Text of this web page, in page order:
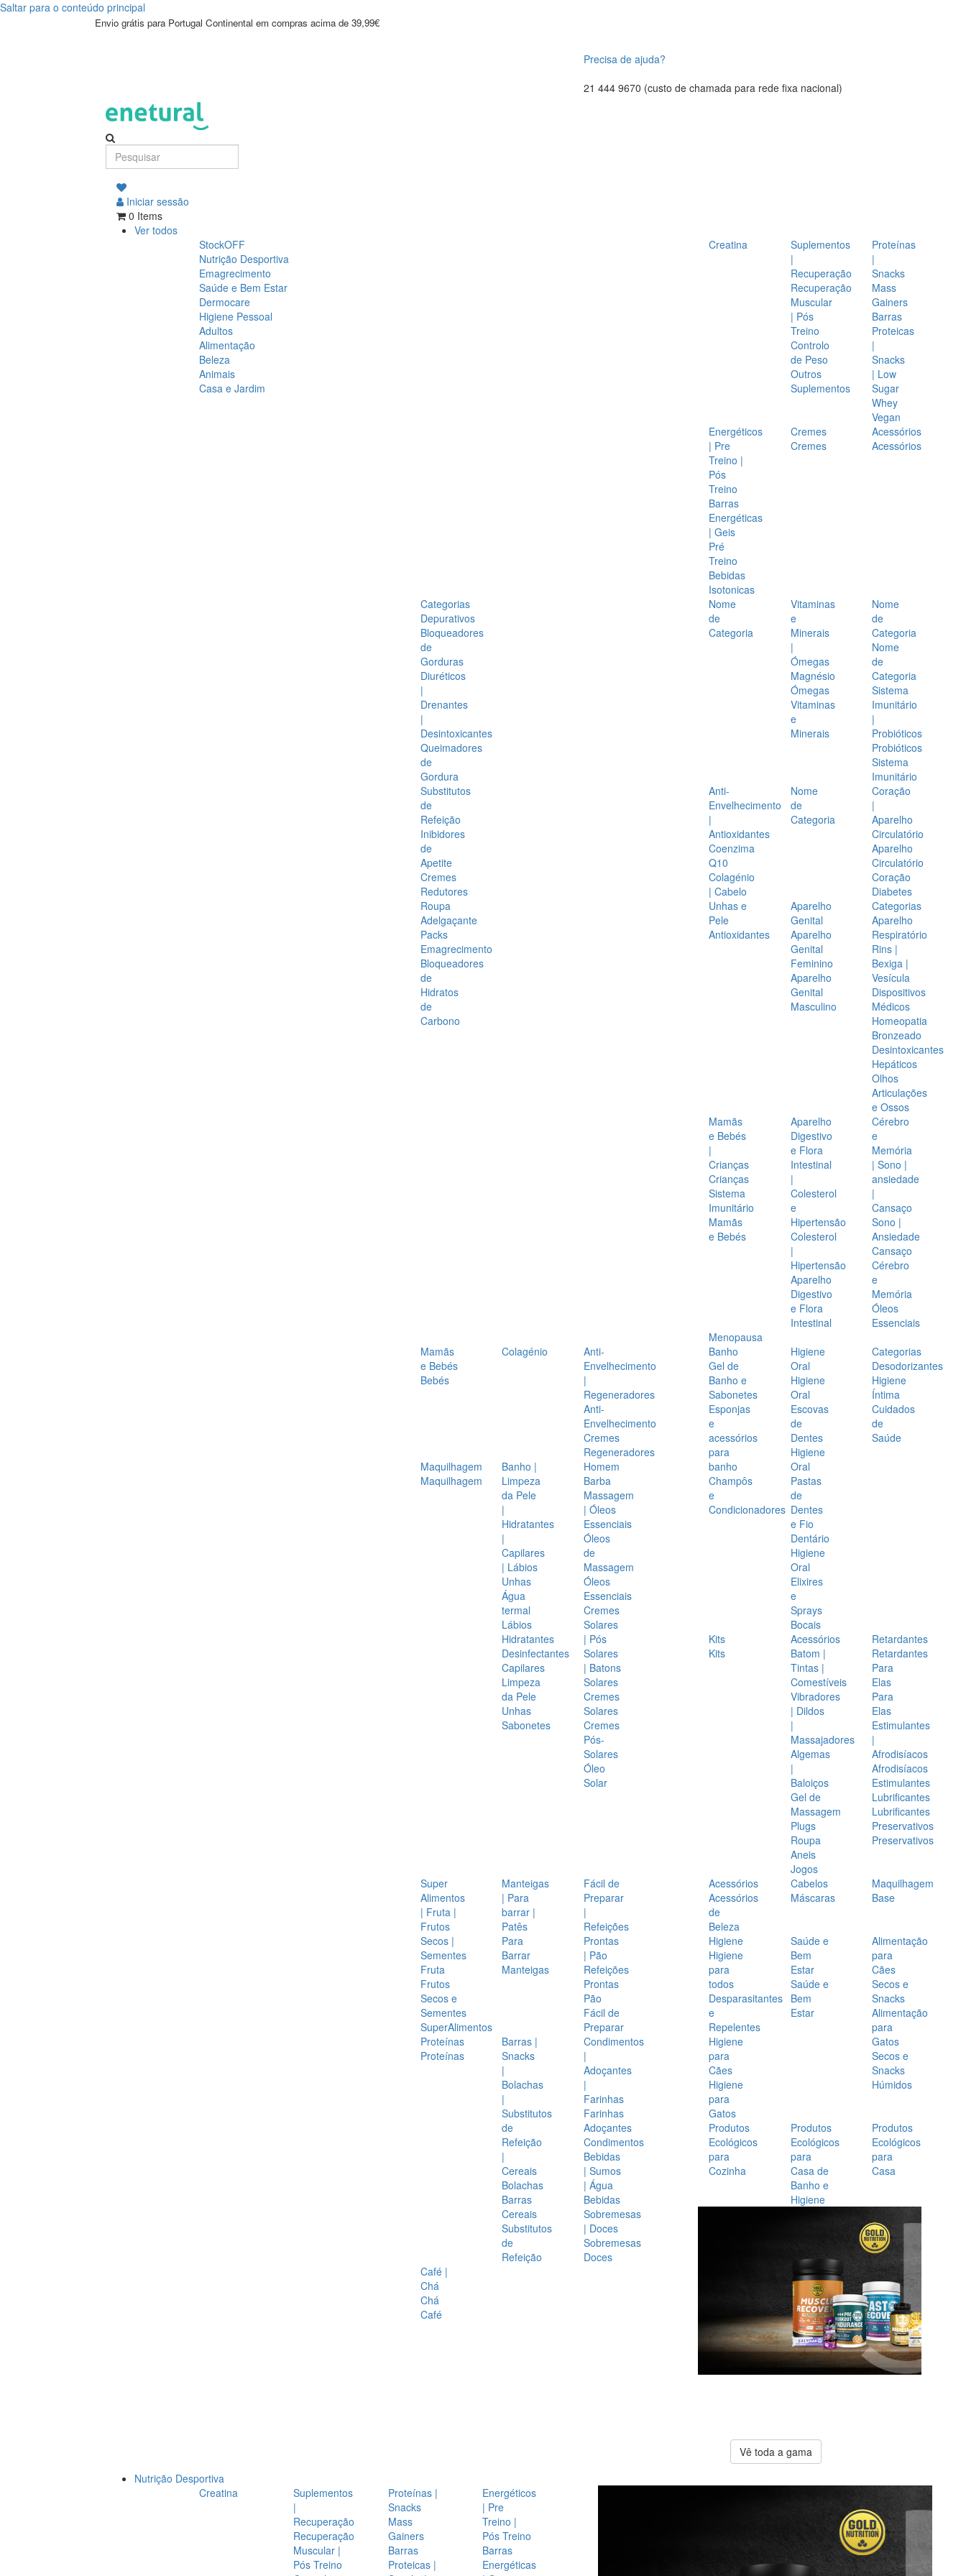
Saltar para o conteúdo principal
Envio grátis para Portugal Continental em compras acima de 39,99€
Precisa de ajuda?
21 444 9670 (custo de chamada para rede fixa nacional)
Iniciar sessão
0 Items
Ver todos
StockOFF
Nutrição Desportiva
Emagrecimento
Saúde e Bem Estar
Dermocare
Higiene Pessoal
Adultos
Alimentação
Beleza
Animais
Casa e Jardim
Creatina
Suplementos
|
Recuperação
Recuperação
Muscular
| Pós
Treino
Controlo
de Peso
Outros
Suplementos
Proteínas
|
Snacks
Mass
Gainers
Barras
Proteicas
|
Snacks
| Low
Sugar
Whey
Vegan
Energéticos
| Pre
Treino |
Pós
Treino
Barras
Energéticas
| Geis
Pré
Treino
Bebidas
Isotonicas
Cremes
Cremes
Acessórios
Acessórios
Categorias
Depurativos
Bloqueadores
de
Gorduras
Diuréticos
|
Drenantes
|
Desintoxicantes
Queimadores
de
Gordura
Substitutos
de
Refeição
Inibidores
de
Apetite
Cremes
Redutores
Roupa
Adelgaçante
Packs
Emagrecimento
Bloqueadores
de
Hidratos
de
Carbono
Nome
de
Categoria
Vitaminas
e
Minerais
|
Ómegas
Magnésio
Ómegas
Vitaminas
e
Minerais
Nome
de
Categoria
Nome
de
Categoria
Sistema
Imunitário
|
Probióticos
Probióticos
Sistema
Imunitário
Anti-
Envelhecimento
|
Antioxidantes
Coenzima
Q10
Colagénio
| Cabelo
Unhas e
Pele
Antioxidantes
Nome
de
Categoria
Coração
|
Aparelho
Circulatório
Aparelho
Circulatório
Coração
Diabetes
Aparelho
Genital
Aparelho
Genital
Feminino
Aparelho
Genital
Masculino
Categorias
Aparelho
Respiratório
Rins |
Bexiga |
Vesícula
Dispositivos
Médicos
Homeopatia
Bronzeado
Desintoxicantes
Hepáticos
Olhos
Articulações
e Ossos
Mamãs
e Bebés
|
Crianças
Crianças
Sistema
Imunitário
Mamãs
e Bebés
Aparelho
Digestivo
e Flora
Intestinal
|
Colesterol
e
Hipertensão
Colesterol
|
Hipertensão
Aparelho
Digestivo
e Flora
Intestinal
Cérebro
e
Memória
| Sono |
ansiedade
|
Cansaço
Sono |
Ansiedade
Cansaço
Cérebro
e
Memória
Óleos
Essenciais
Menopausa
Mamãs
e Bebés
Bebés
Colagénio
Anti-
Envelhecimento
|
Regeneradores
Anti-
Envelhecimento
Cremes
Regeneradores
Maquilhagem
Maquilhagem
Banho |
Limpeza
da Pele
|
Hidratantes
|
Capilares
| Lábios
Unhas
Água
termal
Lábios
Hidratantes
Desinfectantes
Capilares
Limpeza
da Pele
Unhas
Sabonetes
Homem
Barba
Massagem
| Óleos
Essenciais
Óleos
de
Massagem
Óleos
Essenciais
Cremes
Solares
| Pós
Solares
| Batons
Solares
Cremes
Solares
Cremes
Pós-
Solares
Óleo
Solar
Banho
Gel de
Banho e
Sabonetes
Esponjas
e
acessórios
para
banho
Champôs
e
Condicionadores
Higiene
Oral
Higiene
Oral
Escovas
de
Dentes
Higiene
Oral
Pastas
de
Dentes
e Fio
Dentário
Higiene
Oral
Elixires
e
Sprays
Bocais
Categorias
Desodorizantes
Higiene
Íntima
Cuidados
de
Saúde
Kits
Kits
Acessórios
Batom |
Tintas |
Comestíveis
Vibradores
| Dildos
|
Massajadores
Algemas
|
Baloiços
Gel de
Massagem
Plugs
Roupa
Aneis
Jogos
Retardantes
Retardantes
Para
Elas
Para
Elas
Estimulantes
|
Afrodisíacos
Afrodisíacos
Estimulantes
Lubrificantes
Lubrificantes
Preservativos
Preservativos
Super
Alimentos
| Fruta |
Frutos
Secos |
Sementes
Fruta
Frutos
Secos e
Sementes
SuperAlimentos
Manteigas
| Para
barrar |
Patês
Para
Barrar
Manteigas
Fácil de
Preparar
|
Refeições
Prontas
| Pão
Refeições
Prontas
Pão
Fácil de
Preparar
Proteínas
Proteínas
Barras |
Snacks
|
Bolachas
|
Substitutos
de
Refeição
|
Cereais
Bolachas
Barras
Cereais
Substitutos
de
Refeição
Condimentos
|
Adoçantes
|
Farinhas
Farinhas
Adoçantes
Condimentos
Bebidas
| Sumos
| Água
Bebidas
Sobremesas
| Doces
Sobremesas
Doces
Café |
Chá
Chá
Café
Acessórios
Acessórios
de
Beleza
Cabelos
Máscaras
Maquilhagem
Base
Higiene
Higiene
para
todos
Desparasitantes
e
Repelentes
Higiene
para
Cães
Higiene
para
Gatos
Saúde e
Bem
Estar
Saúde e
Bem
Estar
Alimentação
para
Cães
Secos e
Snacks
Alimentação
para
Gatos
Secos e
Snacks
Húmidos
Produtos
Ecológicos
para
Cozinha
Produtos
Ecológicos
para
Casa de
Banho e
Higiene
Produtos
Ecológicos
para
Casa
Vê toda a gama
Nutrição Desportiva
Creatina
Suplementos
|
Recuperação
Recuperação
Muscular |
Pós Treino
Proteínas |
Snacks
Mass
Gainers
Barras
Proteicas |
Energéticos
| Pre
Treino |
Pós Treino
Barras
Energéticas